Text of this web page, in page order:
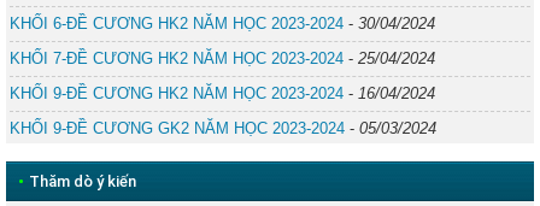
KHỐI 6-ĐỀ CƯƠNG HK2 NĂM HỌC 2023-2024 - 30/04/2024
KHỐI 7-ĐỀ CƯƠNG HK2 NĂM HỌC 2023-2024 - 25/04/2024
KHỐI 9-ĐỀ CƯƠNG HK2 NĂM HỌC 2023-2024 - 16/04/2024
KHỐI 9-ĐỀ CƯƠNG GK2 NĂM HỌC 2023-2024 - 05/03/2024
• Thăm dò ý kiến